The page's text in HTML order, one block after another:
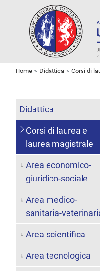
Home Didattica Corsi di
Didattica
Corsi di laurea e
laurea magistrale
Area economico-
giuridico-sociale
Area medico-
sanitaria-
Area scientifica
Area tecnologica